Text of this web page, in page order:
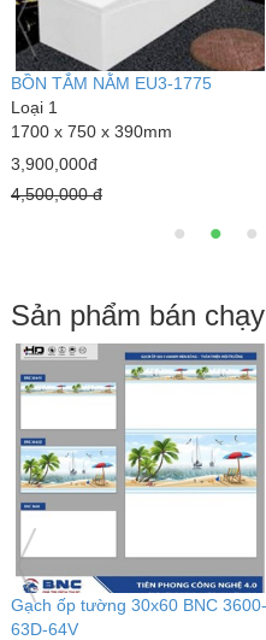
BỒN TẮM NẰM EU2-1675
Loại 1
1600 x 750 x 390mm
3,800,000đ
Sản phẩm bán chạy
Bàn cầu 1 khối kim cương
LARTO LTBC3339